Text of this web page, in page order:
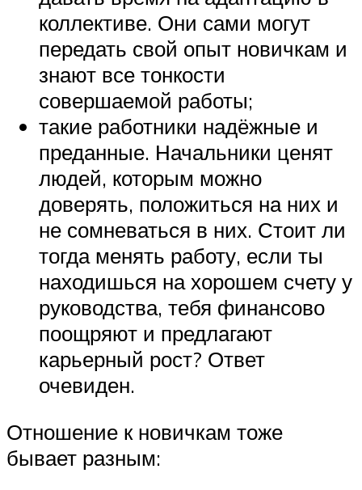
коллективе. Они сами могут
передать свой опыт новичкам и
знают все тонкости
совершаемой работы;
такие работники надёжные и
преданные. Начальники ценят
людей, которым можно
доверять, положиться на них и
не сомневаться в них. Стоит ли
тогда менять работу, если ты
находишься на хорошем счету у
руководства, тебя финансово
поощряют и предлагают
карьерный рост? Ответ
очевиден.
Отношение к новичкам тоже
бывает разным: